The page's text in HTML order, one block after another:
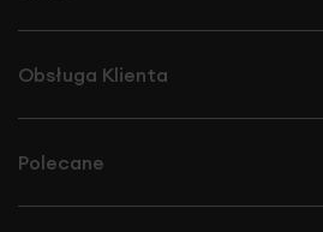
Obsługa Klienta
Polecane